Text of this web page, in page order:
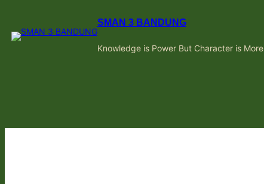
SMAN 3 BANDUNG
Knowledge is Power But Character is More